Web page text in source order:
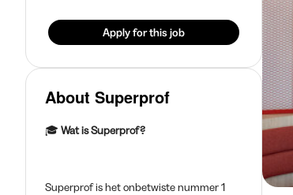
Apply for this job
About Superprof
🎓 Wat is Superprof?
Superprof is het onbetwiste nummer 1